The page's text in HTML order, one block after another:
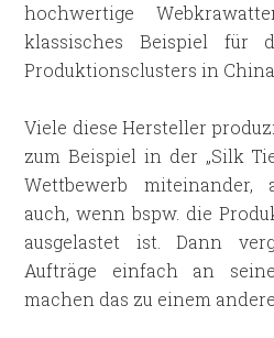
hochwertige
klassisches Beispiel für
Produktionsclusters in China.
Viele diese Hersteller
zum Beispiel in der „Silk
Wettbewerb miteinander,
auch, wenn bspw. die
ausgelastet ist. Dann
Aufträge einfach an
machen das zu einem